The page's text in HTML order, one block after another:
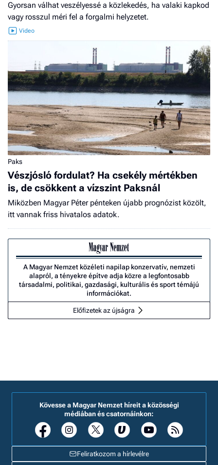
Gyorsan válhat veszélyessé a közlekedés, ha valaki kapkod
vagy rosszul méri fel a forgalmi helyzetet.
Paks
Vészjósló fordulat? Ha csekély mértékben
is, de csökkent a vízszint Paksnál
Miközben Magyar Péter pénteken újabb prognózist közölt,
itt vannak friss hivatalos adatok.
A Magyar Nemzet közéleti napilap konzervatív, nemzeti
alapról, a tényekre építve adja közre a legfontosabb
társadalmi, politikai, gazdasági, kulturális és sport témájú
információkat.
Előfizetek az újságra
Feliratkozom a hírlevélre
Kövesse a Magyar Nemzet híreit a közösségi
médiában és csatornáinkon: